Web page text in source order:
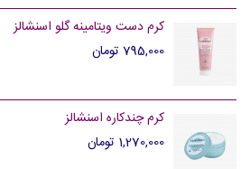
کرم دست ویتامینه گلو اسنشالز
795,000 تومان
کرم چندکاره اسنشالز
1,270,000 تومان